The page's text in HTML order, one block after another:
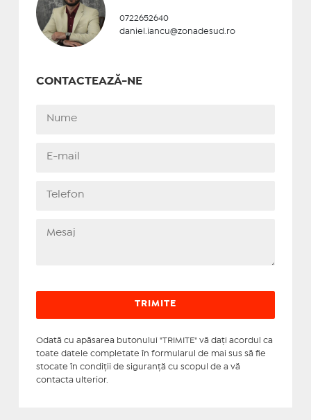
0722652640
daniel.iancu@zonadesud.ro
CONTACTEAZĂ-NE
Odată cu apăsarea butonului "TRIMITE" vă daţi acordul ca
toate datele completate în formularul de mai sus să fie
stocate în condiţii de siguranţă cu scopul de a vă
contacta ulterior.